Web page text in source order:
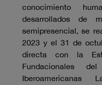
conocimiento
desarrollados de
semipresencial, se
2023 y el 31 de
directa con la
Fundacionales